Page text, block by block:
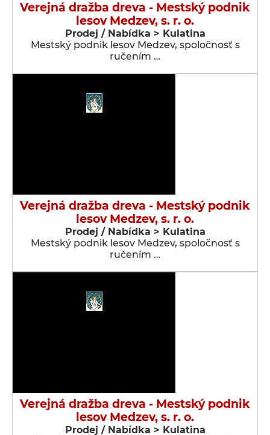
Verejná dražba dreva - Mestský podnik
lesov Medzev, s. r. o.
Prodej / Nabídka > Kulatina
Mestský podnik lesov Medzev, spoločnosť s
ručením …
Verejná dražba dreva - Mestský podnik
lesov Medzev, s. r. o.
Prodej / Nabídka > Kulatina
Mestský podnik lesov Medzev, spoločnosť s
ručením …
Verejná dražba dreva - Mestský podnik
lesov Medzev, s. r. o.
Prodej / Nabídka > Kulatina